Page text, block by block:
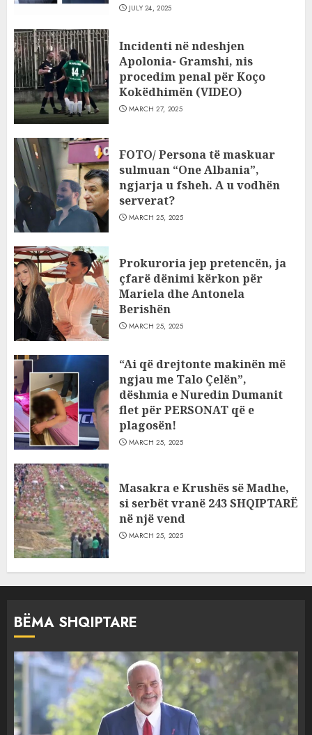
JULY 24, 2025
Incidenti në ndeshjen
Apolonia- Gramshi, nis
procedim penal për Koço
Kokëdhimën (VIDEO)
MARCH 27, 2025
FOTO/ Persona të maskuar
sulmuan “One Albania”,
ngjarja u fsheh. A u vodhën
serverat?
MARCH 25, 2025
Prokuroria jep pretencën, ja
çfarë dënimi kërkon për
Mariela dhe Antonela
Berishën
MARCH 25, 2025
“Ai që drejtonte makinën më
ngjau me Talo Çelën”,
dëshmia e Nuredin Dumanit
flet për PERSONAT që e
plagosën!
MARCH 25, 2025
Masakra e Krushës së Madhe,
si serbët vranë 243 SHQIPTARË
në një vend
MARCH 25, 2025
BËMA SHQIPTARE